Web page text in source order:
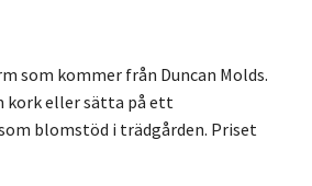
som kommer från Duncan Molds.
kork eller sätta på ett
blomstöd i trädgården. Priset